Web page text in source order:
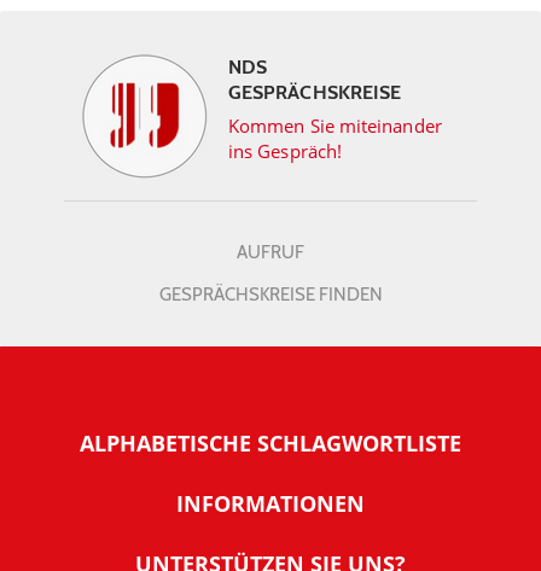
NDS
GESPRÄCHSKREISE
Kommen Sie miteinander
ins Gespräch!
AUFRUF
GESPRÄCHSKREISE FINDEN
ALPHABETISCHE SCHLAGWORTLISTE
INFORMATIONEN
Warum NachDenkSeiten
UNTERSTÜTZEN SIE UNS?